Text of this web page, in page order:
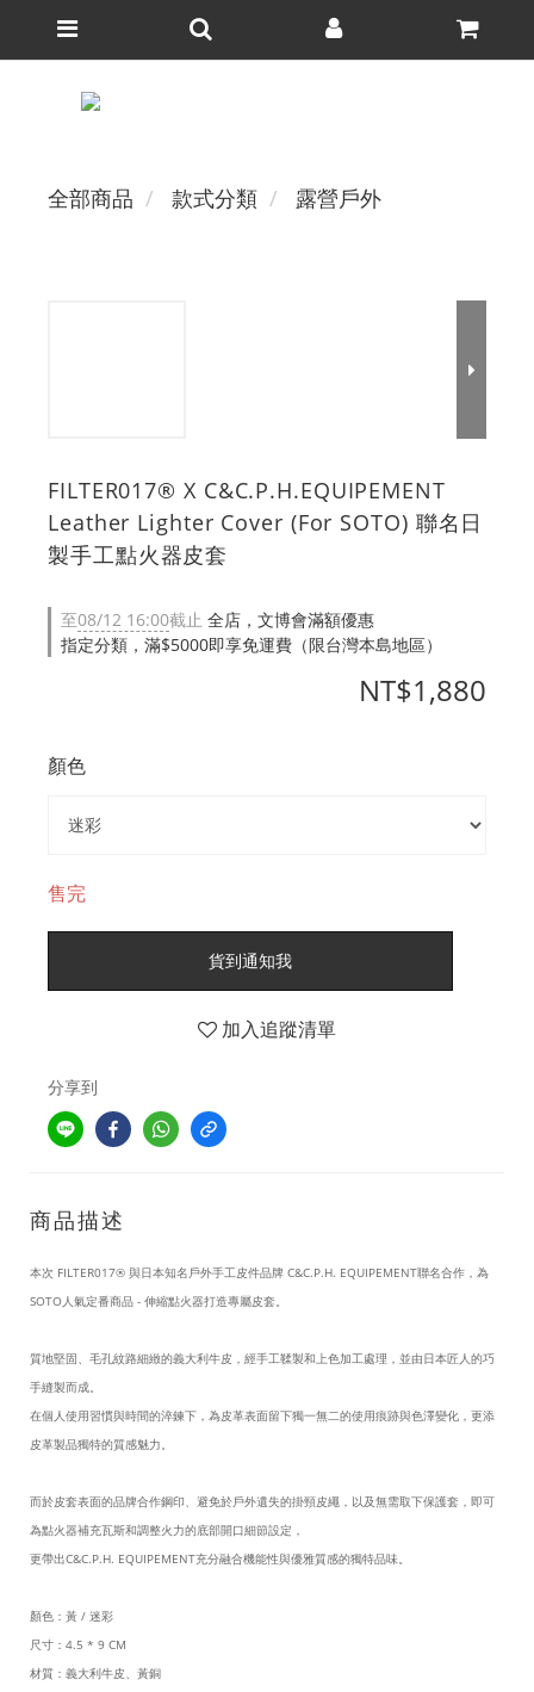
全部商品 款式分類 露營戶外
FILTER017® X C&C.P.H.EQUIPEMENT
Leather Lighter Cover (For SOTO) 聯名日
製手工點火器皮套
至08/12 16:00截止 全店，文博會滿額優惠
指定分類，滿$5000即享免運費（限台灣本島地區）
NT$1,880
顏色
售完
貨到通知我
加入追蹤清單
分享到
商品描述
本次 FILTER017® 與日本知名戶外手工皮件品牌 C&C.P.H. EQUIPEMENT聯名合作，為
SOTO人氣定番商品 - 伸縮點火器打造專屬皮套。
質地堅固、毛孔紋路細緻的義大利牛皮，經手工鞣製和上色加工處理，並由日本匠人的巧
手縫製而成。
在個人使用習慣與時間的淬鍊下，為皮革表面留下獨一無二的使用痕跡與色澤變化，更添
皮革製品獨特的質感魅力。
而於皮套表面的品牌合作鋼印、避免於戶外遺失的掛頸皮繩，以及無需取下保護套，即可
為點火器補充瓦斯和調整火力的底部開口細節設定，
更帶出C&C.P.H. EQUIPEMENT充分融合機能性與優雅質感的獨特品味。
顏色：黃 / 迷彩
尺寸：4.5 * 9 CM
材質：義大利牛皮、黃銅